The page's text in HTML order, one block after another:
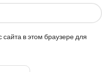
в этом браузере для